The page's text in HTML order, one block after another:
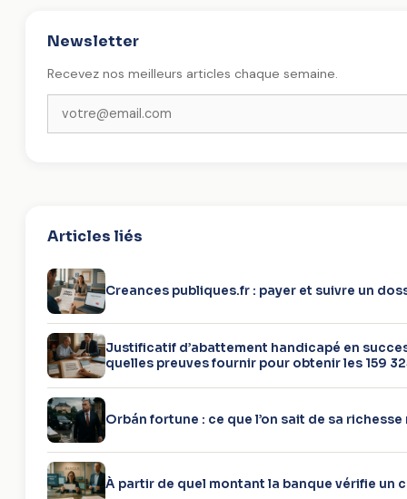
Newsletter
Recevez nos meilleurs articles chaque semaine.
Articles liés
Creances publiques.fr : payer et suivre un
Justificatif d’abattement handicapé en
quelles preuves fournir pour obtenir les 159
Orbán fortune : ce que l’on sait de sa richesse
À partir de quel montant la banque vérifie un